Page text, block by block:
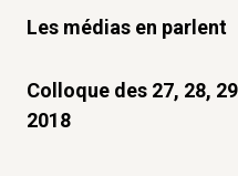
Les médias en parlent
ON EN PARLE DANS
Colloque des 27, 28,
2018